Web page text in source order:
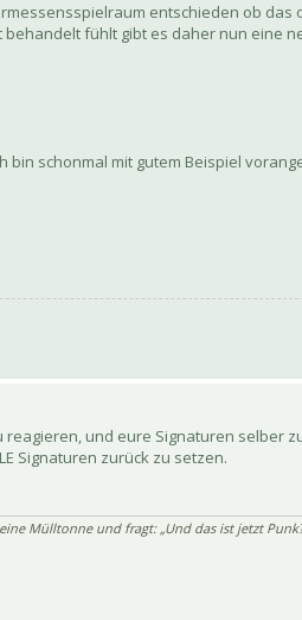
entschieden ob das
behandelt fühlt gibt es daher nun eine
schonmal mit gutem Beispiel
und eure Signaturen selber
Signaturen zurück zu setzen.
Mülltonne und fragt: „Und das ist jetzt